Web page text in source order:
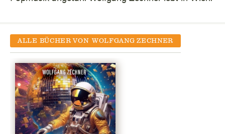
ALLE BÜCHER VONWOLFGANG ZECHNER